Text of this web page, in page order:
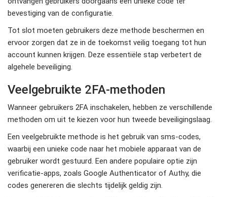
bevestiging van de configuratie.
Tot slot moeten gebruikers deze methode beschermen en
ervoor zorgen dat ze in de toekomst veilig toegang tot hun
account kunnen krijgen. Deze essentiële stap verbetert de
algehele beveiliging.
Veelgebruikte 2FA-methoden
Wanneer gebruikers 2FA inschakelen, hebben ze verschillende
methoden om uit te kiezen voor hun tweede beveiligingslaag.
Een veelgebruikte methode is het gebruik van sms-codes,
waarbij een unieke code naar het mobiele apparaat van de
gebruiker wordt gestuurd. Een andere populaire optie zijn
verificatie-apps, zoals Google Authenticator of Authy, die
codes genereren die slechts tijdelijk geldig zijn.